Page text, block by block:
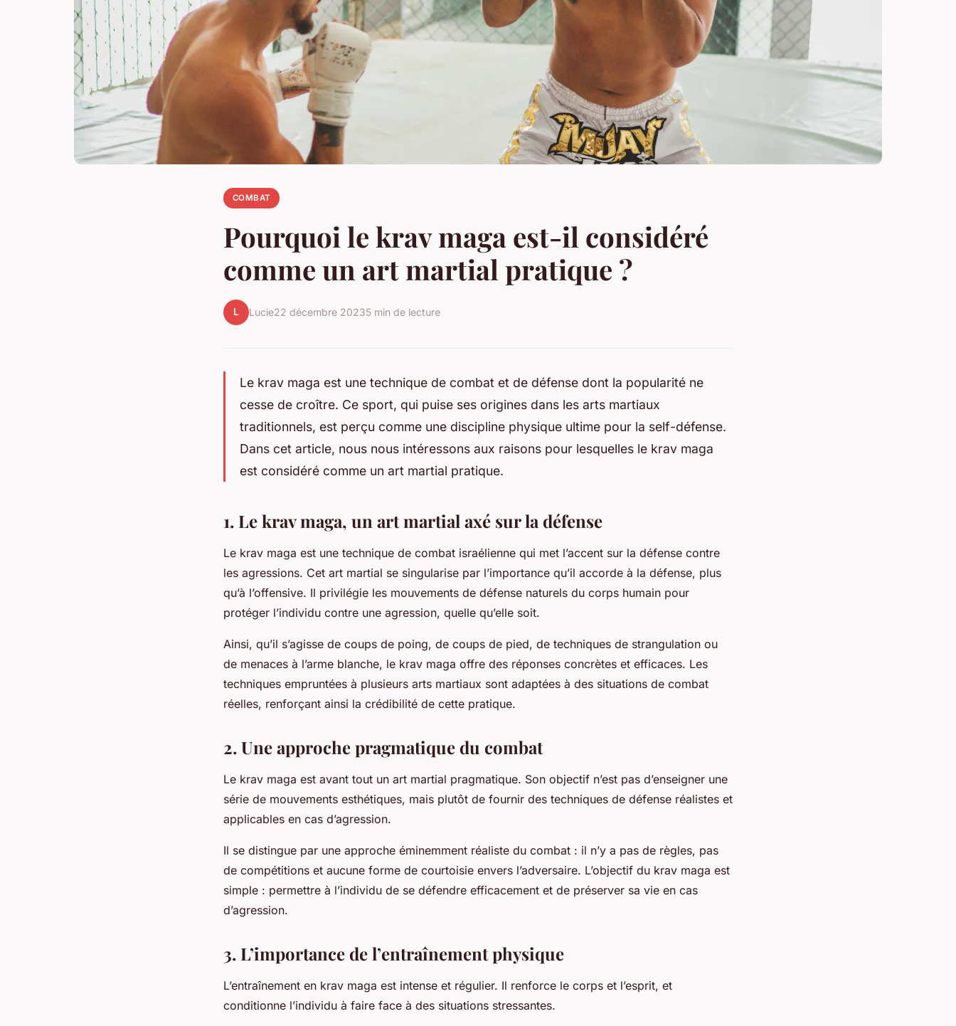
COMBAT
Pourquoi le krav maga est-il considéré
comme un art martial pratique ?
L Lucie22 décembre 20235 min de lecture
Le krav maga est une technique de combat et de défense dont la popularité ne
cesse de croître. Ce sport, qui puise ses origines dans les arts martiaux
traditionnels, est perçu comme une discipline physique ultime pour la self-défense.
Dans cet article, nous nous intéressons aux raisons pour lesquelles le krav maga
est considéré comme un art martial pratique.
1. Le krav maga, un art martial axé sur la défense
Le krav maga est une technique de combat israélienne qui met l’accent sur la défense contre
les agressions. Cet art martial se singularise par l’importance qu’il accorde à la défense, plus
qu’à l’offensive. Il privilégie les mouvements de défense naturels du corps humain pour
protéger l’individu contre une agression, quelle qu’elle soit.
Ainsi, qu’il s’agisse de coups de poing, de coups de pied, de techniques de strangulation ou
de menaces à l’arme blanche, le krav maga offre des réponses concrètes et efficaces. Les
techniques empruntées à plusieurs arts martiaux sont adaptées à des situations de combat
réelles, renforçant ainsi la crédibilité de cette pratique.
2. Une approche pragmatique du combat
Le krav maga est avant tout un art martial pragmatique. Son objectif n’est pas d’enseigner une
série de mouvements esthétiques, mais plutôt de fournir des techniques de défense réalistes et
applicables en cas d’agression.
Il se distingue par une approche éminemment réaliste du combat : il n’y a pas de règles, pas
de compétitions et aucune forme de courtoisie envers l’adversaire. L’objectif du krav maga est
simple : permettre à l’individu de se défendre efficacement et de préserver sa vie en cas
d’agression.
3. L’importance de l’entraînement physique
L’entraînement en krav maga est intense et régulier. Il renforce le corps et l’esprit, et
conditionne l’individu à faire face à des situations stressantes.